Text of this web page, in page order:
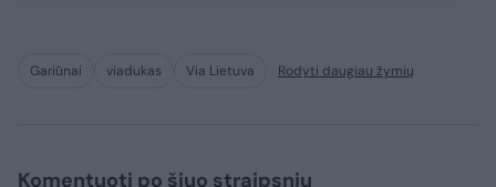
Gariūnai viadukas Via Lietuva Rodyti daugiau žymių
Komentuoti po šiuo straipsniu